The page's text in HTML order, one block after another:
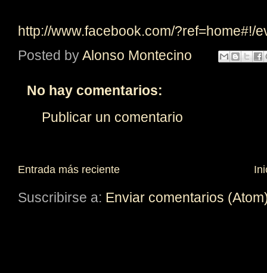
http://www.facebook.com/?ref=home#!/
Posted byAlonso Montecino
No hay comentarios:
Publicar un comentario
Entrada más reciente
Suscribirse a: Enviar comentarios